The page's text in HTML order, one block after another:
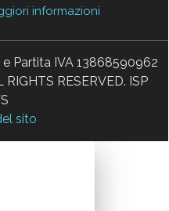
informazioni
Partita IVA 13868590962
RESERVED. ISP
sito